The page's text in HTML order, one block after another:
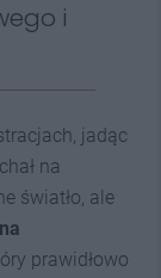
i
jadąc
na
światło, ale
prawidłowo